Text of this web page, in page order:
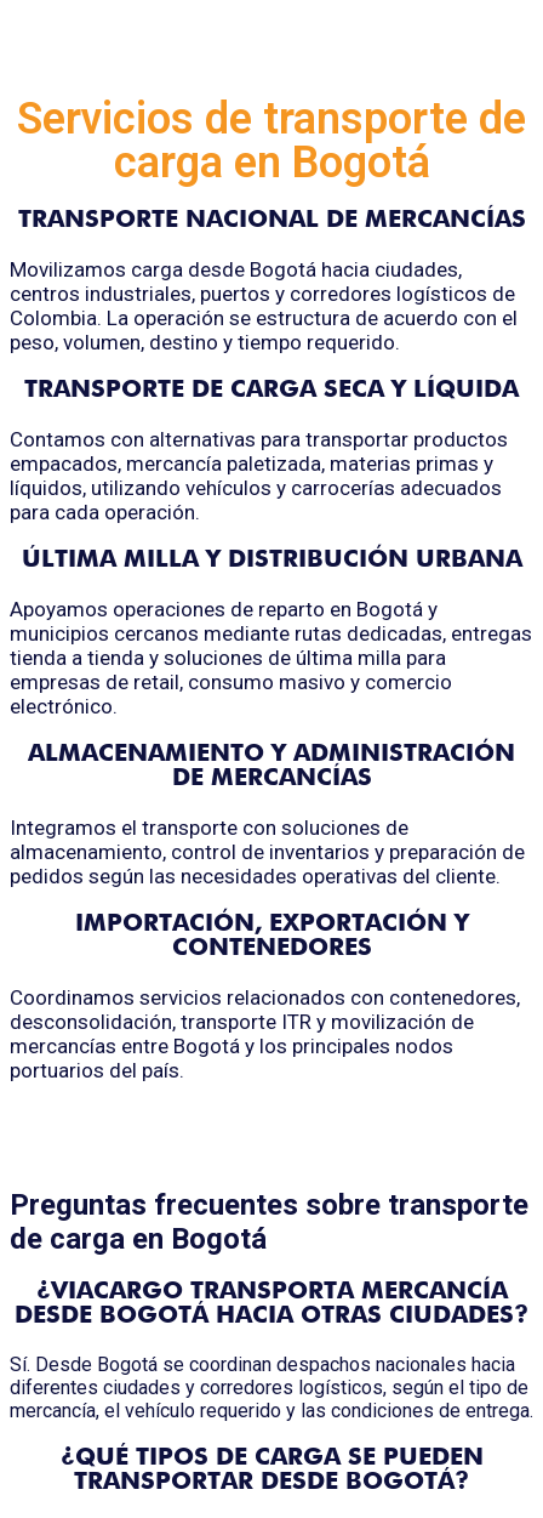
Servicios de transporte de
carga en Bogotá
TRANSPORTE NACIONAL DE MERCANCÍAS
Movilizamos carga desde Bogotá hacia ciudades,
centros industriales, puertos y corredores logísticos de
Colombia. La operación se estructura de acuerdo con el
peso, volumen, destino y tiempo requerido.
TRANSPORTE DE CARGA SECA Y LÍQUIDA
Contamos con alternativas para transportar productos
empacados, mercancía paletizada, materias primas y
líquidos, utilizando vehículos y carrocerías adecuados
para cada operación.
ÚLTIMA MILLA Y DISTRIBUCIÓN URBANA
Apoyamos operaciones de reparto en Bogotá y
municipios cercanos mediante rutas dedicadas, entregas
tienda a tienda y soluciones de última milla para
empresas de retail, consumo masivo y comercio
electrónico.
ALMACENAMIENTO Y ADMINISTRACIÓN
DE MERCANCÍAS
Integramos el transporte con soluciones de
almacenamiento, control de inventarios y preparación de
pedidos según las necesidades operativas del cliente.
IMPORTACIÓN, EXPORTACIÓN Y
CONTENEDORES
Coordinamos servicios relacionados con contenedores,
desconsolidación, transporte ITR y movilización de
mercancías entre Bogotá y los principales nodos
portuarios del país.
Preguntas frecuentes sobre transporte
de carga en Bogotá
¿VIACARGO TRANSPORTA MERCANCÍA
DESDE BOGOTÁ HACIA OTRAS CIUDADES?
Sí. Desde Bogotá se coordinan despachos nacionales hacia
diferentes ciudades y corredores logísticos, según el tipo de
mercancía, el vehículo requerido y las condiciones de entrega.
¿QUÉ TIPOS DE CARGA SE PUEDEN
TRANSPORTAR DESDE BOGOTÁ?